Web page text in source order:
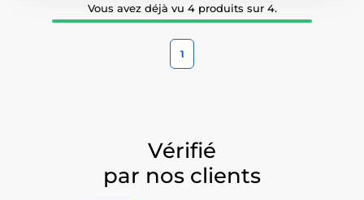
Très populaires chez Holika Holika, TonyMoly ou The Saem.
Ingrédients clés dans les masques coréens
impuretés ; elle met également l’accent sur
, afin d’éviter qu’ils ne se rebouchent.
On retrouve souvent :
Vous avez déjà vu 4 produits sur 4.
1
Vérifié
par nos clients